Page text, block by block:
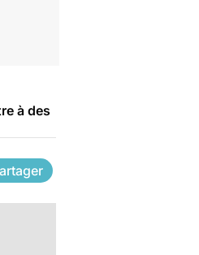
à des